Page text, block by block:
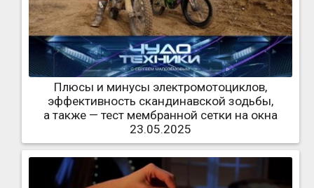
Плюсы и минусы электромотоциклов,
эффективность скандинавской зодьбы,
а также — тест мембранной сетки на окна
23.05.2025